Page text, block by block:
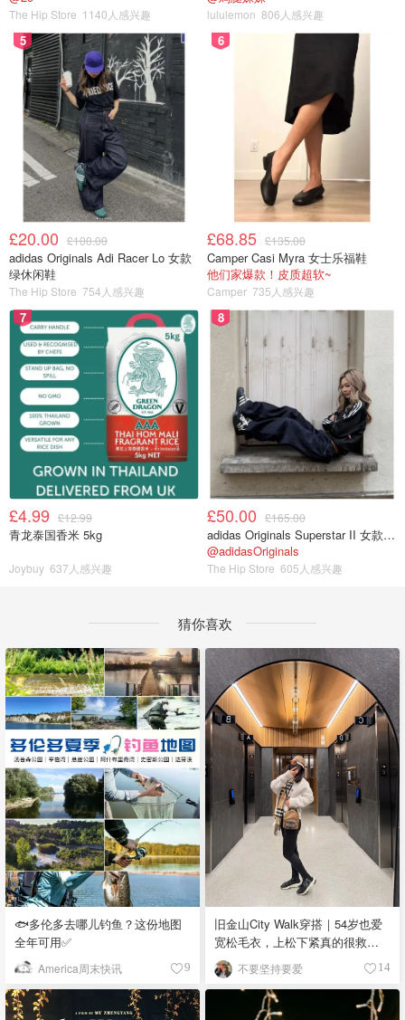
The Hip Store 1140人感兴趣 lululemon 806人感兴趣
5
£20.00 £100.00
adidas Originals Adi Racer Lo 女款
绿休闲鞋
The Hip Store 754人感兴趣
6
£68.85 £135.00
Camper Casi Myra 女士乐福鞋
他们家爆款！皮质超软~
Camper 735人感兴趣
7
£4.99 £12.99
青龙泰国香米 5kg
Joybuy 637人感兴趣
8
£50.00 £165.00
adidas Originals Superstar II 女款串珠休闲鞋 黑色
@adidasOriginals
The Hip Store 605人感兴趣
猜你喜欢
🐟多伦多去哪儿钓鱼？这份地图
全年可用✅
America周末快讯 9
旧金山City Walk穿搭｜54岁也爱
宽松毛衣，上松下紧真的很救比
例
不要坚持要爱 14